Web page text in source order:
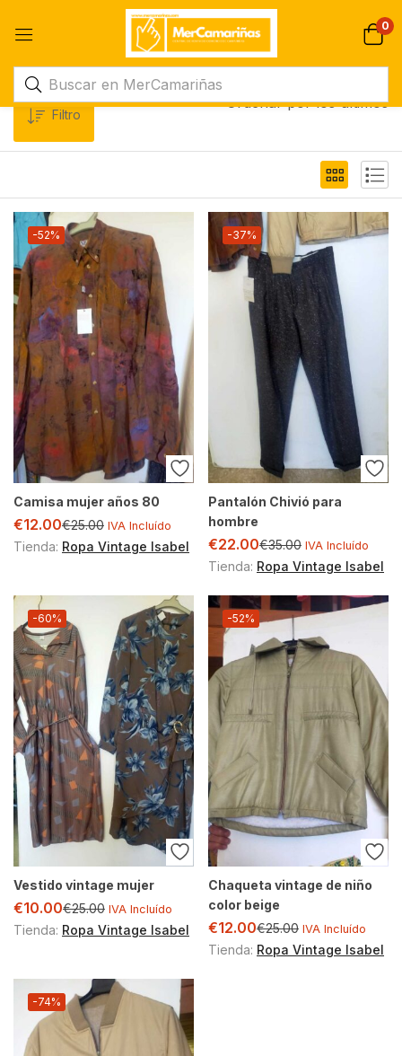
0
Filtro
Ordenar por los últimos
-52%
Camisa mujer años 80
€12.00€25.00 IVA Incluído
Tienda: Ropa Vintage Isabel
-37%
Pantalón Chivió para
hombre
€22.00€35.00 IVA Incluído
Tienda: Ropa Vintage Isabel
-60%
Vestido vintage mujer
€10.00€25.00 IVA Incluído
Tienda: Ropa Vintage Isabel
-52%
Chaqueta vintage de niño
color beige
€12.00€25.00 IVA Incluído
Tienda: Ropa Vintage Isabel
-74%